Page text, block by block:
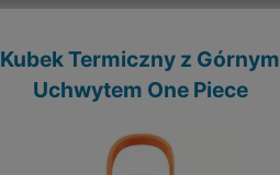
Kubek Termiczny z Górnym
Uchwytem One Piece